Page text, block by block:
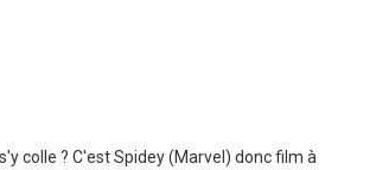
colle ? C'est Spidey (Marvel) donc film à